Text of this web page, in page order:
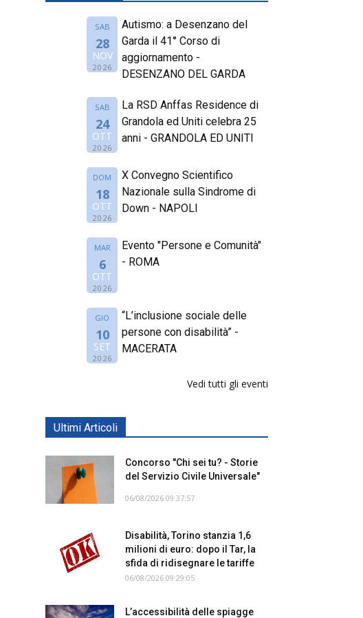
SAB
28
NOV
2026
Autismo: a Desenzano del
Garda il 41° Corso di
aggiornamento -
DESENZANO DEL GARDA
SAB
24
OTT
2026
La RSD Anffas Residence di
Grandola ed Uniti celebra 25
anni - GRANDOLA ED UNITI
DOM
18
OTT
2026
X Convegno Scientifico
Nazionale sulla Sindrome di
Down - NAPOLI
MAR
6
OTT
2026
Evento "Persone e Comunità"
- ROMA
GIO
10
SET
2026
“L’inclusione sociale delle
persone con disabilità” -
MACERATA
Vedi tutti gli eventi
Ultimi Articoli
Concorso "Chi sei tu? - Storie
del Servizio Civile Universale"
06/08/2026 09:37:57
Disabilità, Torino stanzia 1,6
milioni di euro: dopo il Tar, la
sfida di ridisegnare le tariffe
06/08/2026 09:29:05
L’accessibilità delle spiagge